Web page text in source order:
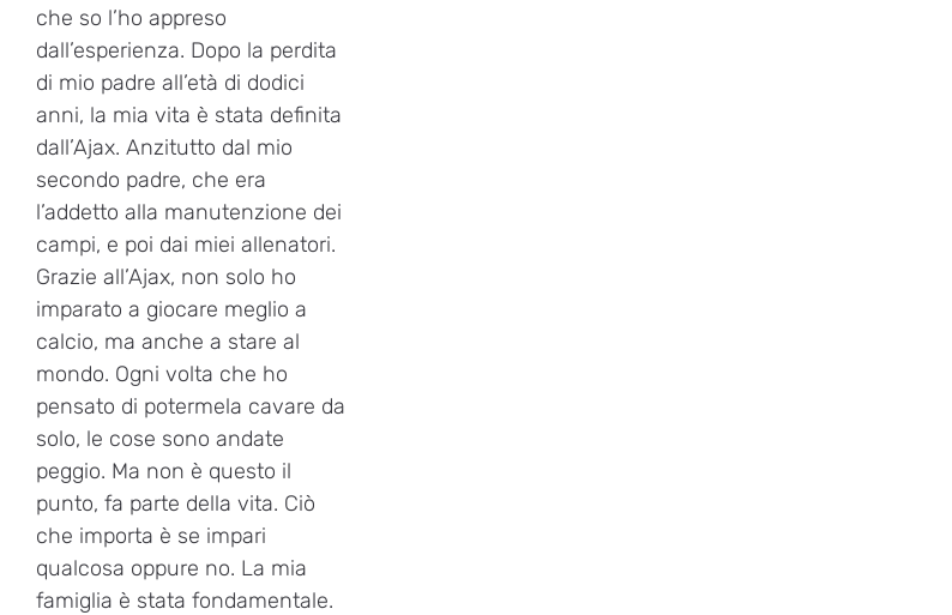
che so l’ho appreso
dall’esperienza. Dopo la perdita
di mio padre all’età di dodici
anni, la mia vita è stata definita
dall’Ajax. Anzitutto dal mio
secondo padre, che era
l’addetto alla manutenzione dei
campi, e poi dai miei allenatori.
Grazie all’Ajax, non solo ho
imparato a giocare meglio a
calcio, ma anche a stare al
mondo. Ogni volta che ho
pensato di potermela cavare da
solo, le cose sono andate
peggio. Ma non è questo il
punto, fa parte della vita. Ciò
che importa è se impari
qualcosa oppure no. La mia
famiglia è stata fondamentale.